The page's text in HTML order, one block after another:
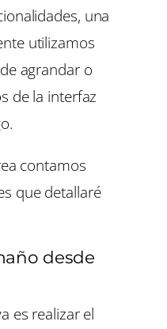
una
utilizamos
agrandar o
de la interfaz
contamos
que detallaré
desde
es realizar el